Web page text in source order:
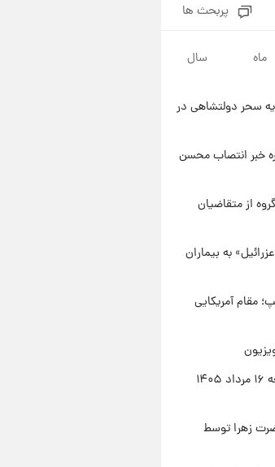
خریدهای جدید
شد؛ تیکدری،
با اعداد ویژه
محصولات
سایپا امروز پنجشنبه
امروز پنجشنبه
پربحث ها
ماه سال
سحر دولتشاهی در
خبر انتصاب محسن
از متقاضیان
به بیماران
مقام آمریکایی
قیمت طلا و سکه امروز جمعه ۱۶ مرداد ۱۴۰۵
زهرا توسط